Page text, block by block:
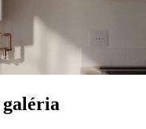
galéria